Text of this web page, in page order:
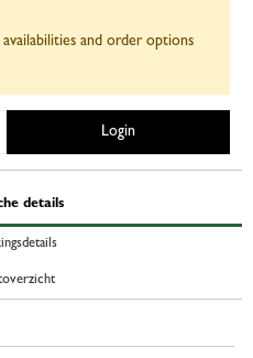
availabilities and order options
Login
details